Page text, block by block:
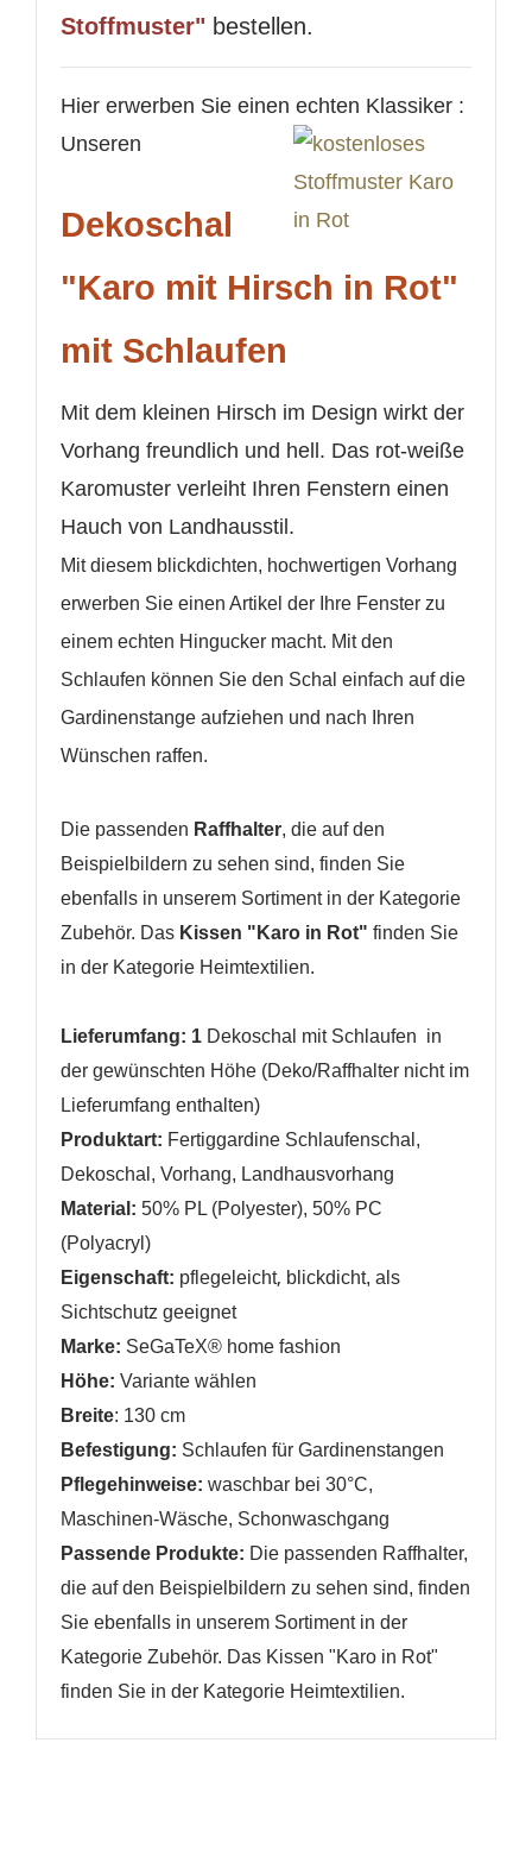
Stoffmuster" bestellen.
Hier erwerben Sie einen echten Klassiker :
Unseren
Dekoschal
"Karo mit Hirsch in Rot"
mit Schlaufen
Mit dem kleinen Hirsch im Design wirkt der
Vorhang freundlich und hell. Das rot-weiße
Karomuster verleiht Ihren Fenstern einen
Hauch von Landhausstil.
Mit diesem blickdichten, hochwertigen Vorhang
erwerben Sie einen Artikel der Ihre Fenster zu
einem echten Hingucker macht. Mit den
Schlaufen können Sie den Schal einfach auf die
Gardinenstange aufziehen und nach Ihren
Wünschen raffen.
Die passenden Raffhalter, die auf den
Beispielbildern zu sehen sind, finden Sie
ebenfalls in unserem Sortiment in der Kategorie
Zubehör. Das Kissen "Karo in Rot" finden Sie
in der Kategorie Heimtextilien.
Lieferumfang: 1 Dekoschal mit Schlaufen in
der gewünschten Höhe (Deko/Raffhalter nicht im
Lieferumfang enthalten)
Produktart: Fertiggardine Schlaufenschal,
Dekoschal, Vorhang, Landhausvorhang
Material: 50% PL (Polyester), 50% PC
(Polyacryl)
Eigenschaft: pflegeleicht, blickdicht, als
Sichtschutz geeignet
Marke: SeGaTeX® home fashion
Höhe: Variante wählen
Breite: 130 cm
Befestigung: Schlaufen für Gardinenstangen
Pflegehinweise: waschbar bei 30°C,
Maschinen-Wäsche, Schonwaschgang
Passende Produkte: Die passenden Raffhalter,
die auf den Beispielbildern zu sehen sind, finden
Sie ebenfalls in unserem Sortiment in der
Kategorie Zubehör. Das Kissen "Karo in Rot"
finden Sie in der Kategorie Heimtextilien.
AUF MEINE WUNSCHLISTE
Neue Liste anlegen
WUNSCHLISTE ERSTELLEN
Name der Wunschliste
Wunschliste
Anmelden